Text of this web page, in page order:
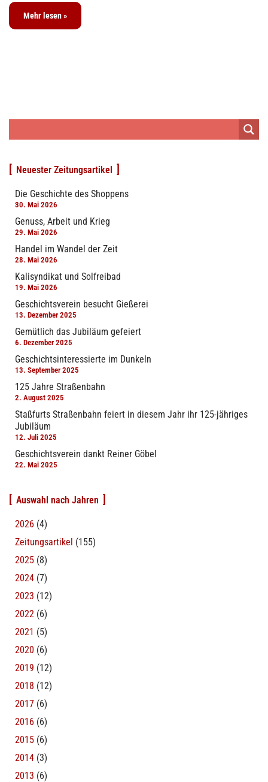
Mehr lesen »
Neuester Zeitungsartikel
Die Geschichte des Shoppens
30. Mai 2026
Genuss, Arbeit und Krieg
29. Mai 2026
Handel im Wandel der Zeit
28. Mai 2026
Kalisyndikat und Solfreibad
19. Mai 2026
Geschichtsverein besucht Gießerei
13. Dezember 2025
Gemütlich das Jubiläum gefeiert
6. Dezember 2025
Geschichtsinteressierte im Dunkeln
13. September 2025
125 Jahre Straßenbahn
2. August 2025
Staßfurts Straßenbahn feiert in diesem Jahr ihr 125-jähriges
Jubiläum
12. Juli 2025
Geschichtsverein dankt Reiner Göbel
22. Mai 2025
Auswahl nach Jahren
2026 (4)
Zeitungsartikel (155)
2025 (8)
2024 (7)
2023 (12)
2022 (6)
2021 (5)
2020 (6)
2019 (12)
2018 (12)
2017 (6)
2016 (6)
2015 (6)
2014 (3)
2013 (6)